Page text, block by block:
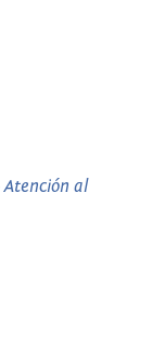
Atención al